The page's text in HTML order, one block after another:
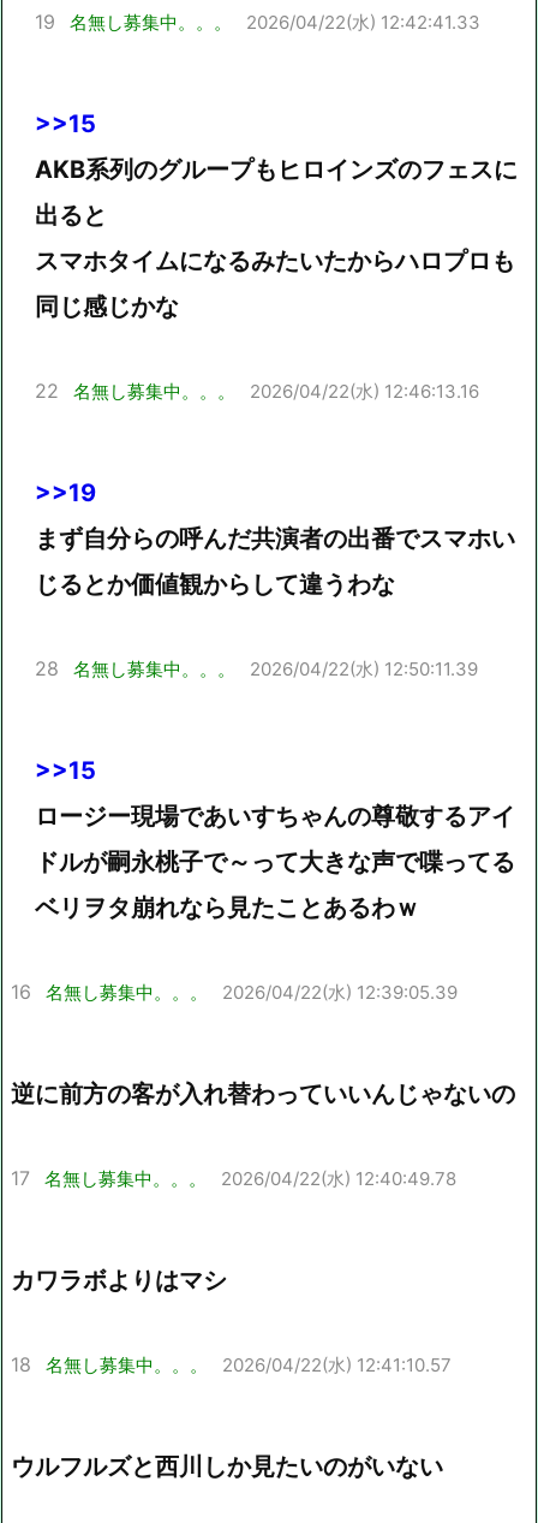
19 名無し募集中。。。 2026/04/22(水) 12:42:41.33
>>15
AKB系列のグループもヒロインズのフェスに
出ると
スマホタイムになるみたいたからハロプロも
同じ感じかな
22 名無し募集中。。。 2026/04/22(水) 12:46:13.16
>>19
まず自分らの呼んだ共演者の出番でスマホい
じるとか価値観からして違うわな
28 名無し募集中。。。 2026/04/22(水) 12:50:11.39
>>15
ロージー現場であいすちゃんの尊敬するアイ
ドルが嗣永桃子で～って大きな声で喋ってる
ベリヲタ崩れなら見たことあるわｗ
16 名無し募集中。。。 2026/04/22(水) 12:39:05.39
逆に前方の客が入れ替わっていいんじゃないの
17 名無し募集中。。。 2026/04/22(水) 12:40:49.78
カワラボよりはマシ
18 名無し募集中。。。 2026/04/22(水) 12:41:10.57
ウルフルズと西川しか見たいのがいない